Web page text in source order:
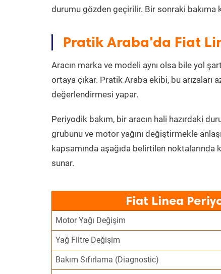
durumu gözden geçirilir. Bir sonraki bakıma
Pratik Araba'da Fiat
Aracın marka ve modeli aynı olsa bile yol
ortaya çıkar. Pratik Araba ekibi, bu
değerlendirmesi yapar.
Periyodik bakım, bir aracın hali hazırdaki
grubunu ve motor yağını değiştirmekle
kapsamında aşağıda belirtilen
sunar.
Fiat Linea
Motor Yağı Değişim
Yağ Filtre Değişim
Bakım Sıfırlama (Diagnostic)